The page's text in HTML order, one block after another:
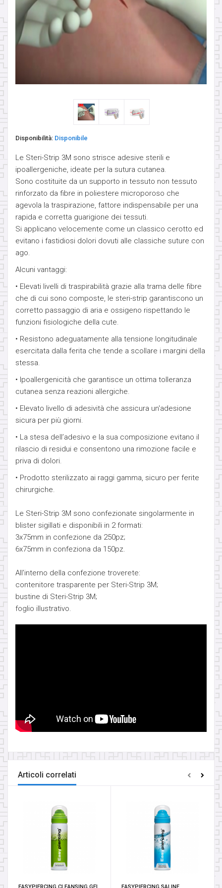
ORECCHINI IN OTTONE
PENDENTI PIETRE NATURALI - PEZZI UNICI
PESI PER LOBI - PICCHE
SEPTUM
SFERE E COMPONENTI
SPIRALI, CRESCENTS & CLAWS
SUSPENSION - PERFORMANCE
GANCI PER PENDENTI
OPALI
ORECCHIO
BRACCIALI
14K-18K GOLD
CHARMS
OMBELICO
SUPPLY
GENITALI FEMMINILI
NOVITÀ
OFFERTE SPECIALI
MARCHE
INFORMAZIONE
Disponibilità: Disponibile
Le Steri-Strip 3M sono strisce adesive sterili e
ipoallergeniche, ideate per la sutura cutanea.
Sono costituite da un supporto in tessuto non tessuto
rinforzato da fibre in poliestere microporoso che
agevola la traspirazione, fattore indispensabile per una
rapida e corretta guarigione dei tessuti.
Si applicano velocemente come un classico cerotto ed
evitano i fastidiosi dolori dovuti alle classiche suture con
ago.
Alcuni vantaggi:
• Elevati livelli di traspirabilità grazie alla trama delle fibre
che di cui sono composte, le steri-strip garantiscono un
corretto passaggio di aria e ossigeno rispettando le
funzioni fisiologiche della cute.
• Resistono adeguatamente alla tensione longitudinale
esercitata dalla ferita che tende a scollare i margini della
stessa.
• Ipoallergenicità che garantisce un ottima tolleranza
cutanea senza reazioni allergiche.
• Elevato livello di adesività che assicura un'adesione
sicura per più giorni.
• La stesa dell’adesivo e la sua composizione evitano il
rilascio di residui e consentono una rimozione facile e
priva di dolori.
• Prodotto sterilizzato ai raggi gamma, sicuro per ferite
chirurgiche.
Le Steri-Strip 3M sono confezionate singolarmente in
blister sigillati e disponibili in 2 formati:
3x75mm in confezione da 250pz;
6x75mm in confeziona da 150pz.
All'interno della confezione troverete:
contenitore trasparente per Steri-Strip 3M;
bustine di Steri-Strip 3M;
foglio illustrativo.
Articoli correlati